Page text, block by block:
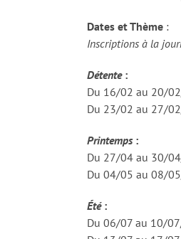
Dates et Thème :
Inscriptions à la
Détente:
Du 16/02 au 20/
Du 23/02 au 27/
Printemps:
Du 27/04 au 30/
Du 04/05 au 08/
Été:
Du 06/07 au 10/